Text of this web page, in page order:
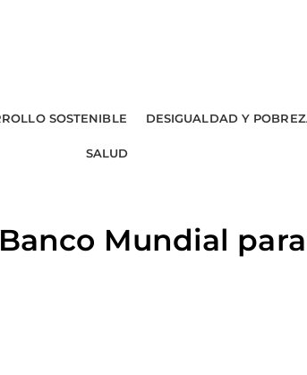
SOSTENIBLE DESIGUALDAD Y
SALUD
Mundial